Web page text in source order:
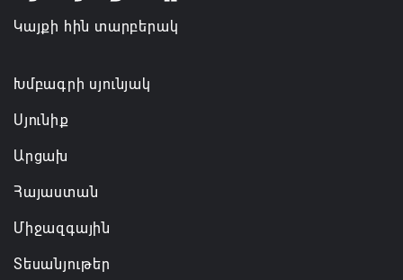
Թուրքիան, Սաուդյան Արաբիան և Պակիստանը
Կայքի հին տարբերակ
Խմբագրի սյունյակ
Սյունիք
Արցախ
Հայաստան
Միջազգային
Տեսանյութեր